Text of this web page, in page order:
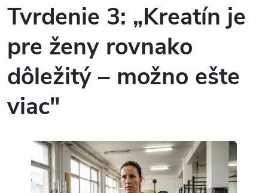
Tvrdenie 3: „Kreatín je
pre ženy rovnako
dôležitý – možno ešte
viac"